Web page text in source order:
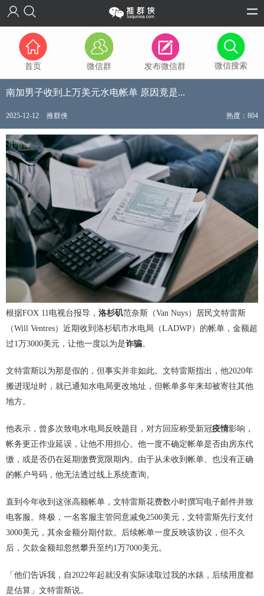
首页 微信群 发布微信群 微信搜索
南加男子收到上万美元水电帐单 原因竟是...
2025-12-12 推群侠 热度：804
根据FOX 11电视台报导， 洛杉矶范奈斯（Van Nuys）居民文特雷斯
（Will Ventres）近期收到洛杉矶市水电局（LADWP）的帐单，金额超
过1万3000美元，让他一度以为是诈骗。
文特雷斯以为那是假的，但事实并非如此。文特雷斯指出，他2020年
搬进现址时，就已通知水电局更改地址，但帐单多年来却被寄往其他
地方。
他表示，曾多次致电水电局反映题目，对方回应称受新冠疫情影响，
帐务更正作业延误，让他不用担心。他一度不确定帐单是否由房东代
缴，或是否仍在延期缴费宽限期内。由于从未收到帐单、也没有正确
的帐户号码，他无法透过线上系统查询。
直到今年收到这张高额帐单，文特雷斯花费数小时撰写电子邮件并致
电客服。终极，一名客服主管同意减免2500美元，文特雷斯先行支付
3000美元，其余金额分期付款。后续帐单一度反映该协议，但不久
后，欠款金额却忽然攀升至约1万7000美元。
「他们告诉我，自2022年起就没有实际读取过我的水錶，后续用度都
是估算」文特雷斯说。